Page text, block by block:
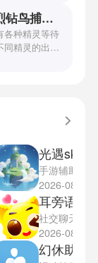
以满足不同
是界园中的核
理利用通宝
换。明日方
了玩家的游
洛克王国世界烈钻鸟捕捉地点
各种精灵等待
同精灵的出现
相同。有少
手游辅助
2026-08-07
耳旁语音
社交聊天
2026-08-07
幻休助眠